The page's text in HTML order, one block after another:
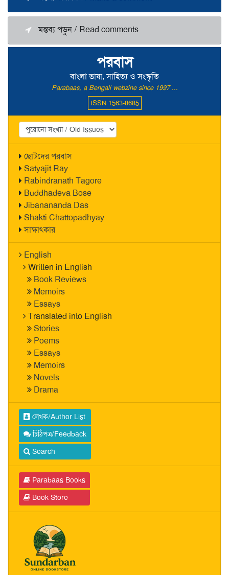
পরবাস
বাংলা ভাষা, সাহিত্য ও সংস্কৃতি
Parabaas, a Bengali webzine since 1997 ...
ISSN 1563-8685
ছোটদের পরবাস
Satyajit Ray
Rabindranath Tagore
Buddhadeva Bose
Jibanananda Das
Shakti Chattopadhyay
সাক্ষাৎকার
English
Written in English
Book Reviews
Memoirs
Essays
Translated into English
Stories
Poems
Essays
Memoirs
Novels
Drama
লেখক/Author List
চিঠিপত্র/Feedback
Search
Parabaas Books
Book Store
মন্তব্য পড়ুন / Read comments